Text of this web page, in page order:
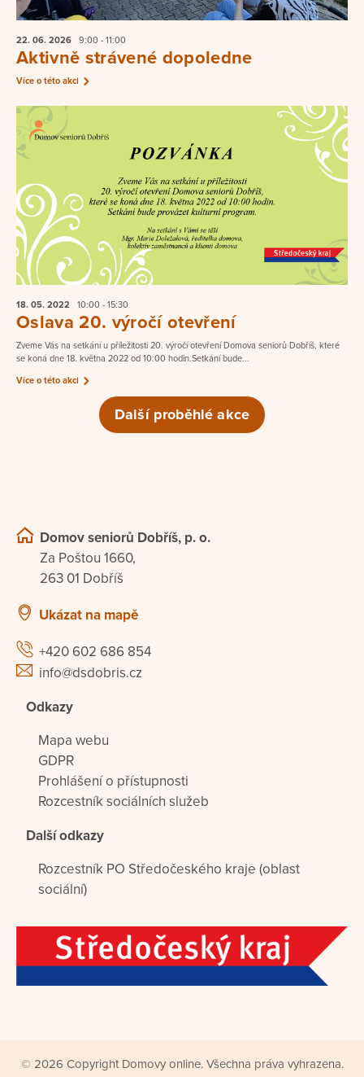
22. 06. 2026 9:00 - 11:00
Aktivně strávené dopoledne
Více o této akci
18. 05. 2022 10:00 - 15:30
Oslava 20. výročí otevření
Zveme Vás na setkání u příležitosti 20. výročí otevření Domova seniorů Dobříš, které
se koná dne 18. května 2022 od 10:00 hodin.Setkání bude...
Více o této akci
Další proběhlé akce
Domov seniorů Dobříš, p. o.
Za Poštou 1660,
263 01 Dobříš
Ukázat na mapě
+420 602 686 854
info@dsdobris.cz
Odkazy
Mapa webu
GDPR
Prohlášení o přístupnosti
Rozcestník sociálních služeb
Další odkazy
Rozcestník PO Středočeského kraje (oblast
sociální)
© 2026 Copyright Domovy online. Všechna práva vyhrazena.